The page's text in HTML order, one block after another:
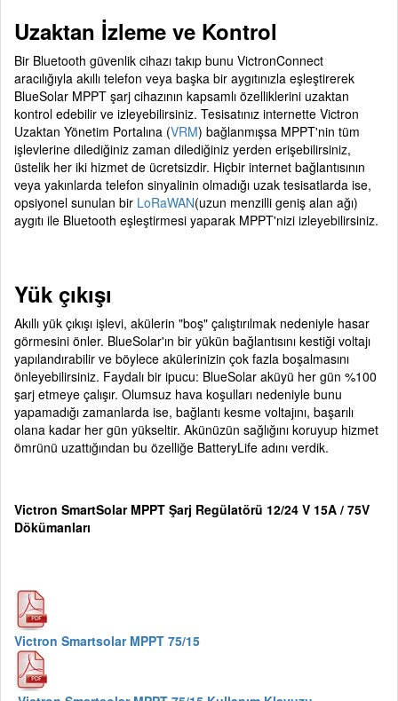
Uzaktan İzleme ve Kontrol
Bir Bluetooth güvenlik cihazı takıp bunu VictronConnect
aracılığıyla akıllı telefon veya başka bir aygıtınızla eşleştirerek
BlueSolar MPPT şarj cihazının kapsamlı özelliklerini uzaktan
kontrol edebilir ve izleyebilirsiniz. Tesisatınız internette Victron
Uzaktan Yönetim Portalına (VRM) bağlanmışsa MPPT'nin tüm
işlevlerine dilediğiniz zaman dilediğiniz yerden erişebilirsiniz,
üstelik her iki hizmet de ücretsizdir. Hiçbir internet bağlantısının
veya yakınlarda telefon sinyalinin olmadığı uzak tesisatlarda ise,
opsiyonel sunulan bir LoRaWAN(uzun menzilli geniş alan ağı)
aygıtı ile Bluetooth eşleştirmesi yaparak MPPT'nizi izleyebilirsiniz.
Yük çıkışı
Akıllı yük çıkışı işlevi, akülerin "boş" çalıştırılmak nedeniyle hasar
görmesini önler. BlueSolar'ın bir yükün bağlantısını kestiği voltajı
yapılandırabilir ve böylece akülerinizin çok fazla boşalmasını
önleyebilirsiniz. Faydalı bir ipucu: BlueSolar aküyü her gün %100
şarj etmeye çalışır. Olumsuz hava koşulları nedeniyle bunu
yapamadığı zamanlarda ise, bağlantı kesme voltajını, başarılı
olana kadar her gün yükseltir. Akünüzün sağlığını koruyup hizmet
ömrünü uzattığından bu özelliğe BatteryLife adını verdik.
Victron SmartSolar MPPT Şarj Regülatörü 12/24 V 15A / 75V
Dökümanları
Victron Smartsolar MPPT 75/15